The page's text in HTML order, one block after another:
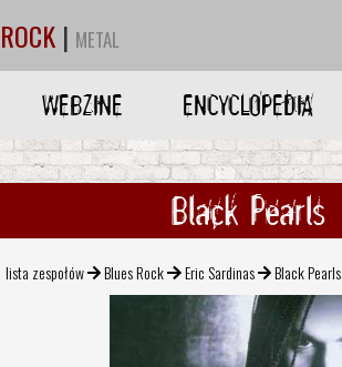
ROCK | METAL
WEBZINE ENCYCLOPEDIA
Black Pearls
lista zespołów Blues Rock Eric Sardinas Black Pearls